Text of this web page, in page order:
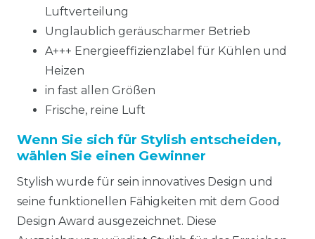
Luftverteilung
Unglaublich geräuscharmer Betrieb
A+++ Energieeffizienzlabel für Kühlen und
Heizen
in fast allen Größen
Frische, reine Luft
Wenn Sie sich für Stylish entscheiden,
wählen Sie einen Gewinner
Stylish wurde für sein innovatives Design und
seine funktionellen Fähigkeiten mit dem Good
Design Award ausgezeichnet. Diese